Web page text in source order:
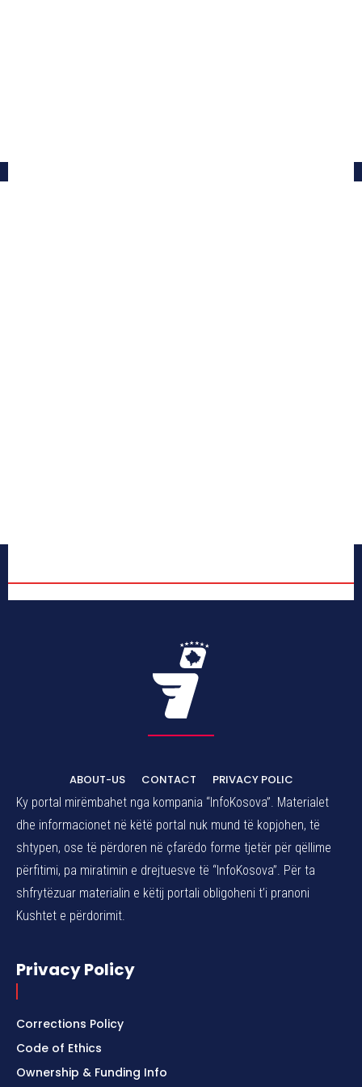
ABOUT-US CONTACT
PRIVACY POLIC
Ky portal mirëmbahet nga kompania “InfoKosova”. Materialet
dhe informacionet në këtë portal nuk mund të kopjohen, të
shtypen, ose të përdoren në çfarëdo forme tjetër për qëllime
përfitimi, pa miratimin e drejtuesve të “InfoKosova”. Për ta
shfrytëzuar materialin e këtij portali obligoheni t’i pranoni
Kushtet e përdorimit.
Privacy Policy
Corrections Policy
Code of Ethics
Ownership & Funding Info